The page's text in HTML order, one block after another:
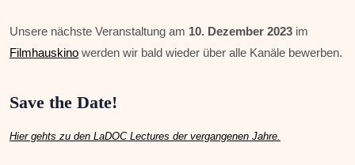
Unsere nächste Veranstaltung am 10. Dezember 2023 im
Filmhauskino werden wir bald wieder über alle Kanäle bewerben.
Save the Date!
Hier gehts zu den LaDOC Lectures der vergangenen Jahre.